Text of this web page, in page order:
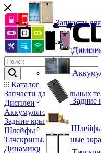
Каталог
Запчасти для мобильных
Дисплеи
Аккумуляторы
Задние крышки
Шлейфы
Тачскрины, сенсорные
Динамики
Запчасти
Задние